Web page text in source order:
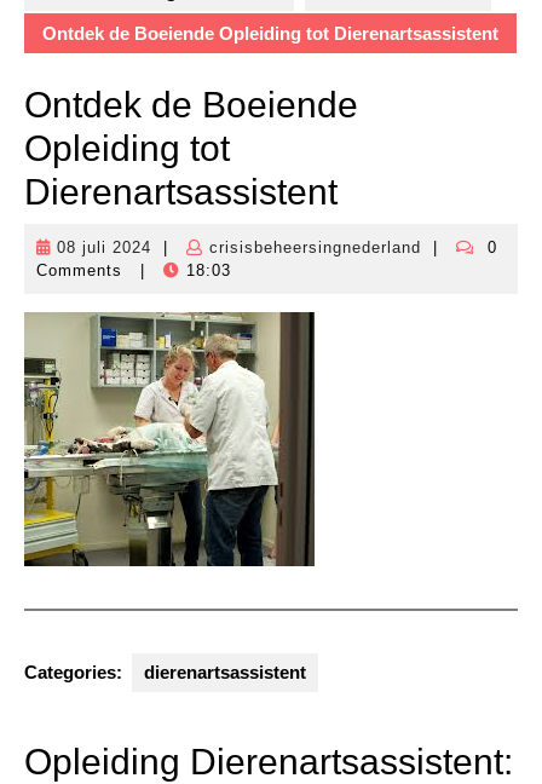
Ontdek de Boeiende Opleiding tot Dierenartsassistent
Ontdek de Boeiende
Opleiding tot
Dierenartsassistent
08 juli 2024
08
juli
crisisbeheersingnederland
0
Comments
18:03
Categories: dierenartsassistent
Opleiding Dierenartsassistent: